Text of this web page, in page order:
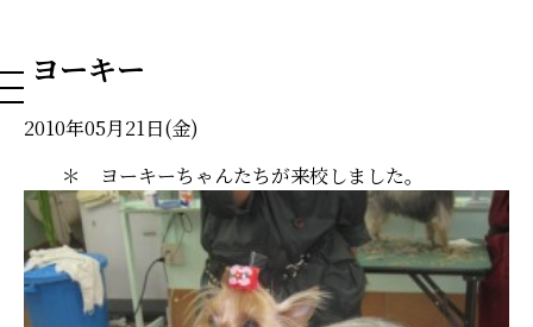
ヨーキー
2010年05月21日(金)
＊ ヨーキーちゃんたちが来校しました。